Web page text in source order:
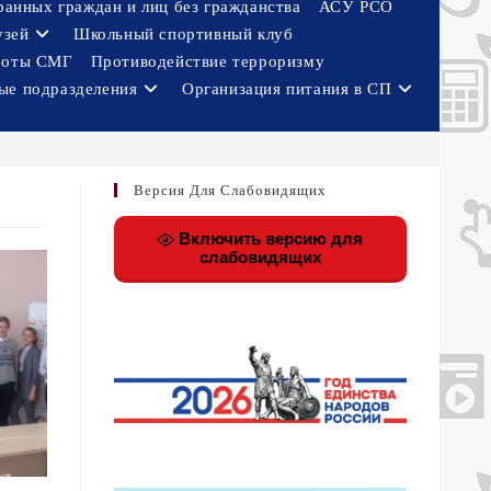
граждан и лиц без гражданства
АСУ РСО
Школьный спортивный клуб
СМГ
Противодействие терроризму
подразделения
Организация питания в СП
Версия Для Слабовидящих
Включить версию для
слабовидящих